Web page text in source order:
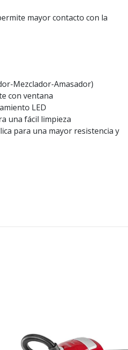
mayor contacto con la
Mezclador-Amasador)
con ventana
LED
una fácil limpieza
para una mayor resistencia y